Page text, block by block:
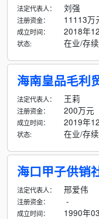
法定代表人： 刘强
注册资金： 11113万
成立时间： 2018年
状态: 在业/存续
海南皇品毛利
法定代表人： 王莉
注册资金： 200万元
成立时间： 2019年
状态: 在业/存续
海口甲子供销
法定代表人： 邢爱伟
注册资金： -
成立时间： 1990年